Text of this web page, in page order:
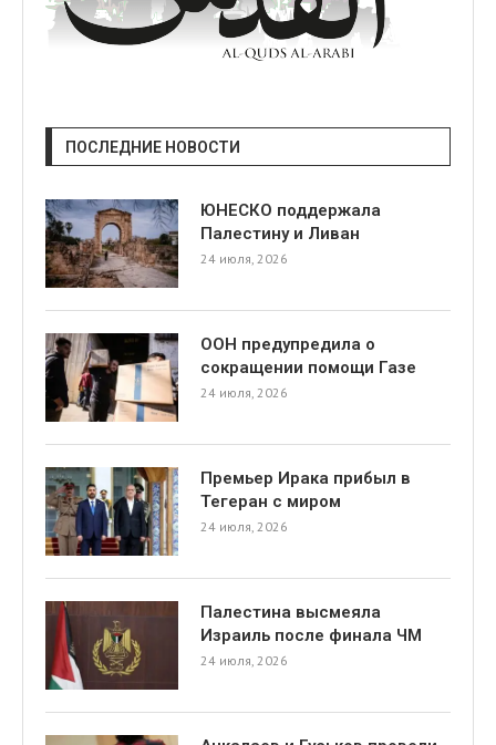
ПОСЛЕДНИЕ НОВОСТИ
ЮНЕСКО поддержала
Палестину и Ливан
24 июля, 2026
ООН предупредила о
сокращении помощи Газе
24 июля, 2026
Премьер Ирака прибыл в
Тегеран с миром
24 июля, 2026
Палестина высмеяла
Израиль после финала ЧМ
24 июля, 2026